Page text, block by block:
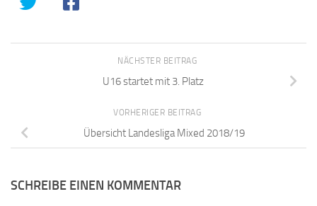
NÄCHSTER BEITRAG
U16 startet mit 3. Platz
VORHERIGER BEITRAG
Übersicht Landesliga Mixed 2018/19
SCHREIBE EINEN KOMMENTAR